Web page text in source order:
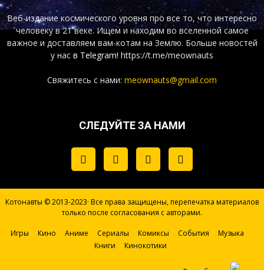
Веб-издание космического уровня про все то, что интересно
человеку в 21 веке. Ищем и находим во вселенной самое
важное и доставляем вам-котам на Землю. Больше новостей
у нас в Telegram! https://t.me/meownauts
Свяжитесь с нами: meownauts@gmail.com
СЛЕДУЙТЕ ЗА НАМИ
Котонавты © 2013-2023· Все права защищены, перепечатка материалов
только после согласования с авторами.
Игры Кино Аниме Сериалы Комиксы События
Музыка
Книги
Кинокотики